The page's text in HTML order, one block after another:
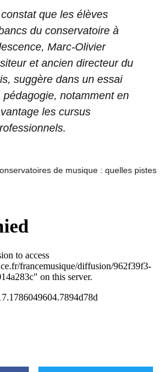
que les élèves
du conservatoire à
Marc-Olivier
et ancien directeur du
suggère dans un essai
notamment en
les cursus
de musique : quelles pistes